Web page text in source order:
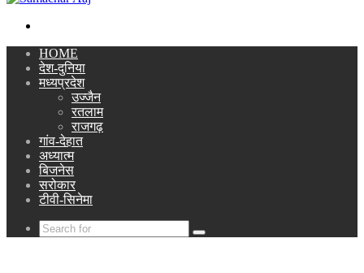
HOME
देश-दुनिया
मध्यप्रदेश
उज्जैन
रतलाम
राजगढ़
गांव-देहात
अध्यात्म
बिजनेस
सरोकार
टीवी-सिनेमा
Search